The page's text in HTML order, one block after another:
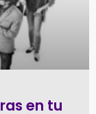
en tu